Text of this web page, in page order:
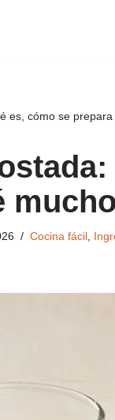
es, cómo se
Cocina fácil